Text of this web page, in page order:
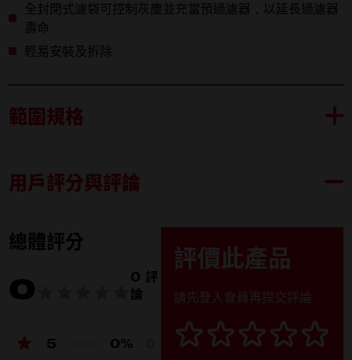
全封閉式濾袋可控制灰塵並充當預過濾器，以延長過濾器
壽命
輕易安裝及拆除
範圍規格
內容物
4932478762 (1)
包裝數量 3
用戶評分與評論
總體評分
0
0 評
論
5 0%
評價此產品
請先登入會員再提交評論